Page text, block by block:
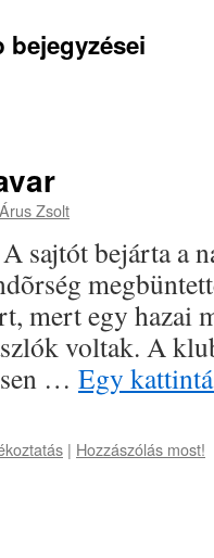
Árus Zsolt
sajtót bejárta a
mert egy hazai
voltak. A
… Egy
| Hozzászólás most!